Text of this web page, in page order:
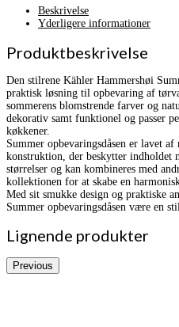
Beskrivelse
Yderligere informationer
Produktbeskrivelse
Den stilrene Kähler Hammershøi
praktisk løsning til opbevaring af
sommerens blomstrende farver og
dekorativ samt funktionel og passer
køkkener.
Summer opbevaringsdåsen er lavet
konstruktion, der beskytter
størrelser og kan kombineres med
kollektionen for at skabe en
Med sit smukke design og praktiske
Summer opbevaringsdåsen være en
Lignende produkter
Previous